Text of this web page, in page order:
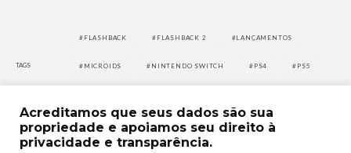
TAGS
FLASHBACK FLASHBACK 2 LANÇAMENTOS
MICROIDS NINTENDO SWITCH PS4 PS5
Acreditamos que seus dados são sua
propriedade e apoiamos seu direito à
privacidade e transparência.